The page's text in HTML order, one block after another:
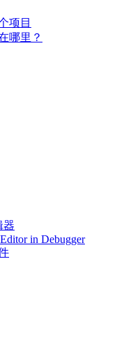
项目
哪里？
器
in Debugger